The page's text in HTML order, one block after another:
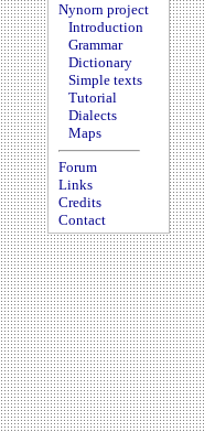
Nynorn project
Introduction
Grammar
Dictionary
Simple texts
Tutorial
Dialects
Maps
Forum
Links
Credits
Contact